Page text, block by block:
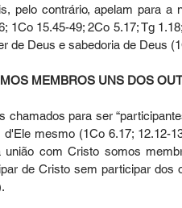
pelo contrário, apelam para a
1Co 15.45-49; 2Co 5.17; Tg
de Deus e sabedoria de Deus
MEMBROS UNS DOS
chamados para ser
d'Ele mesmo (1Co 6.17; 12.12-
união com Cristo somos
de Cristo sem participar dos